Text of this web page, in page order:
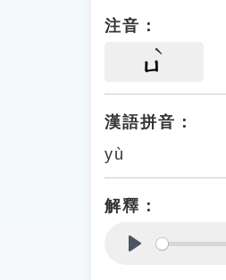
注音：
ㄩ
漢語拼音：
yù
解釋：